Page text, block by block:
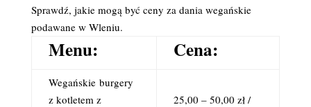
Sprawdź, jakie mogą być ceny za dania wegańskie
podawane w Wleniu.
Menu: Cena:
Wegańskieburgery
z kotletem z
25,00 – 50,00 zł /